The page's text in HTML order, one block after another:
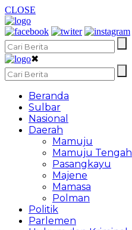
CLOSE
✖
Beranda
Sulbar
Nasional
Daerah
Mamuju
Mamuju Tengah
Pasangkayu
Majene
Mamasa
Polman
Politik
Parlemen